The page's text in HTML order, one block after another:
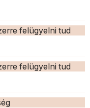
felügyelni tud
felügyelni tud